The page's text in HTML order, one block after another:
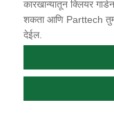
कारखान्यातून क्लियर
शकता आणि Parttech
देईल.